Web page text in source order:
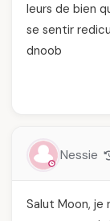
leurs de bien
se sentir
dnoob
Nessie
Salut Moon,